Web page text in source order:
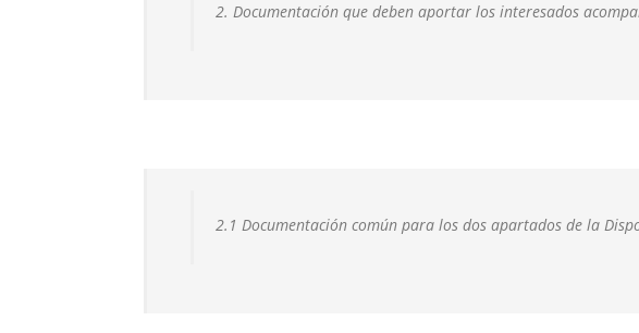
2. Documentación que deben aportar los interesados
2.1 Documentación común para los dos apartados de la